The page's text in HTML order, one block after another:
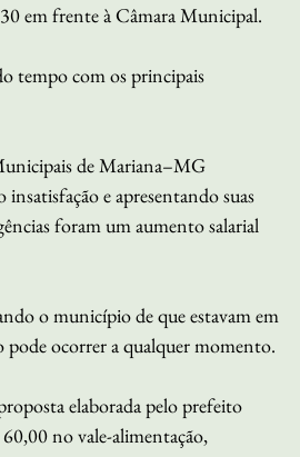
em frente à Câmara Municipal.
tempo com os principais
de Mariana–MG
e apresentando suas
foram um aumento salarial
o município de que estavam em
pode ocorrer a qualquer momento.
elaborada pelo prefeito
no vale-alimentação,